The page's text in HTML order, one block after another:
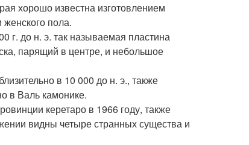
хорошо известна изготовлением
пола.
г. до н. э. так называемая пластина
парящий в центре, и небольшое
в 10 000 до н. э., также
в Валь камонике.
керетаро в 1966 году, также
видны четыре странных существа и